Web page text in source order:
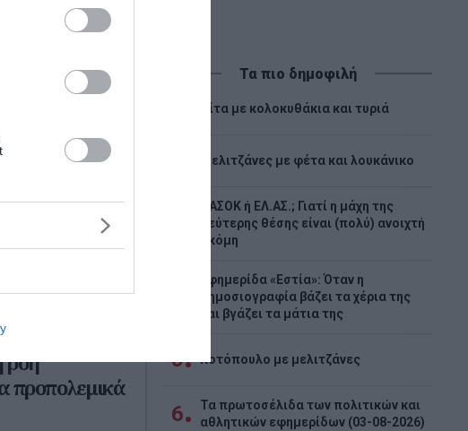
να
ροή
προπολεμικά
Τα πιο δημοφιλή
Πίτα με κολοκυθάκια και τυριά
Μελιτζάνες με φέτα και λουκάνικο
ΠΑΣΟΚ ή ΕΛ.ΑΣ.; Γιατί η μάχη της
δεύτερης θέσης είναι (πολύ) ανοιχτή
ακόμη
Εφημερίδα «Εστία»: Όταν η
δημοσιογραφία βάζει τα χέρια της
και βγάζει τα μάτια της
5 Κοτόπουλο με μελιτζάνες
6
Τα πρωτοσέλιδα των πολιτικών και
αθλητικών εφημερίδων (03-08-2026)